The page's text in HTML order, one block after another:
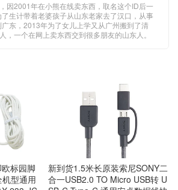
因2001年在小熊在线卖东西，取名这个ID后一
生计带着老婆孩子从山东老家去了汉口，从事
东，2013年为了女儿上学又从广州搬到了清
，一个在网上卖东西交到很多朋友的山东人。
标园脚
型通用
新到货1.5米长原装索尼SONY二
合一USB2.0 TO Micro USB转 U